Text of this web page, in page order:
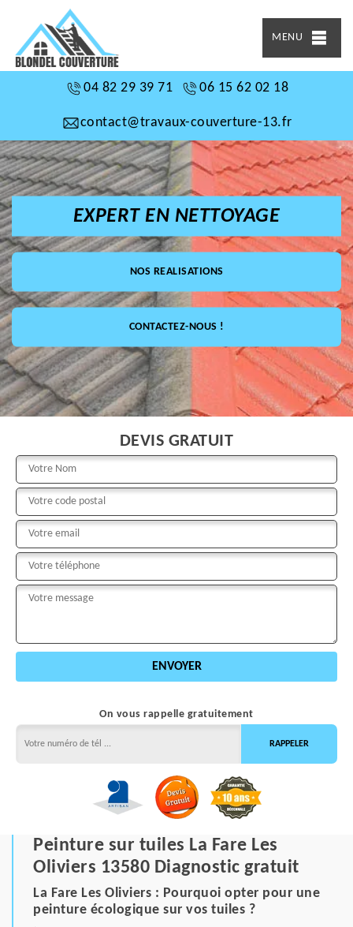
MENU
04 82 29 39 71 06 15 62 02 18
contact@travaux-couverture-13.fr
EXPERT EN NETTOYAGE
NOS REALISATIONS
CONTACTEZ-NOUS !
DEVIS GRATUIT
On vous rappelle gratuitement
Peinture sur tuiles La Fare Les
Oliviers 13580 Diagnostic gratuit
La Fare Les Oliviers : Pourquoi opter pour une
peinture écologique sur vos tuiles ?